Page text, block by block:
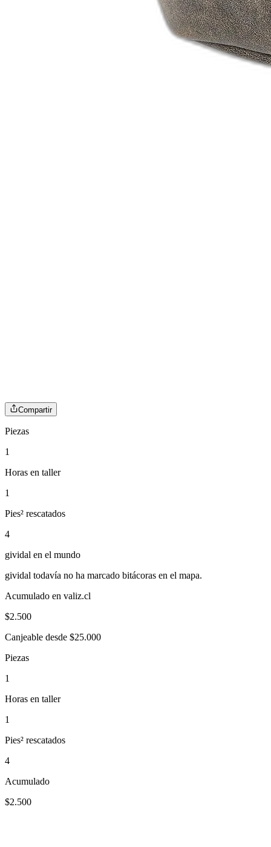
Compartir
Piezas
1
Horas en taller
1
Pies² rescatados
4
gividal en el mundo
gividal todavía no ha marcado bitácoras en el mapa.
Acumulado en valiz.cl
$2.500
Canjeable desde $25.000
Piezas
1
Horas en taller
1
Pies² rescatados
4
Acumulado
$2.500